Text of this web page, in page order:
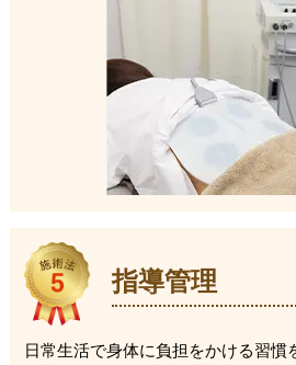
指導管理
日常生活で身体に負担をかける習慣